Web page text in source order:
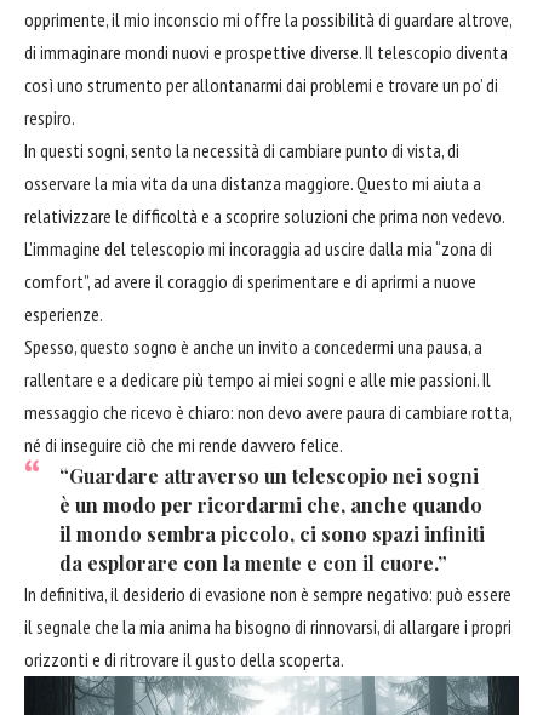
opprimente, il mio inconscio mi offre la possibilità di guardare altrove,
di immaginare mondi nuovi e prospettive diverse. Il telescopio diventa
così uno strumento per allontanarmi dai problemi e trovare un po’ di
respiro.
In questi sogni, sento la necessità di cambiare punto di vista, di
osservare la mia vita da una distanza maggiore. Questo mi aiuta a
relativizzare le difficoltà e a scoprire soluzioni che prima non vedevo.
L’immagine del telescopio mi incoraggia ad uscire dalla mia “zona di
comfort”, ad avere il coraggio di sperimentare e di aprirmi a nuove
esperienze.
Spesso, questo sogno è anche un invito a concedermi una pausa, a
rallentare e a dedicare più tempo ai miei sogni e alle mie passioni. Il
messaggio che ricevo è chiaro: non devo avere paura di cambiare rotta,
né di inseguire ciò che mi rende davvero felice.
“Guardare attraverso un telescopio nei sogni
è un modo per ricordarmi che, anche quando
il mondo sembra piccolo, ci sono spazi infiniti
da esplorare con la mente e con il cuore.”
In definitiva, il desiderio di evasione non è sempre negativo: può essere
il segnale che la mia anima ha bisogno di rinnovarsi, di allargare i propri
orizzonti e di ritrovare il gusto della scoperta.